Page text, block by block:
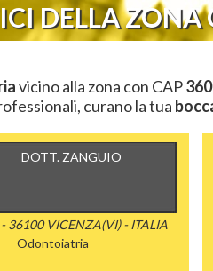
DELLA ZONA
vicino alla zona con CAP
curano la tua
DOTT. ZANGUIO
- 36100 VICENZA(VI) - ITALIA
Odontoiatria